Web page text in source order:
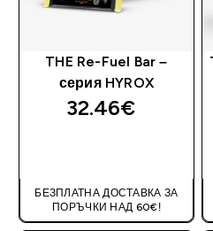
THE Re-Fuel Bar –
серия HYROX
32.46€‎
БЕЗПЛАТНА ДОСТАВКА ЗА
ПОРЪЧКИ НАД 60€!